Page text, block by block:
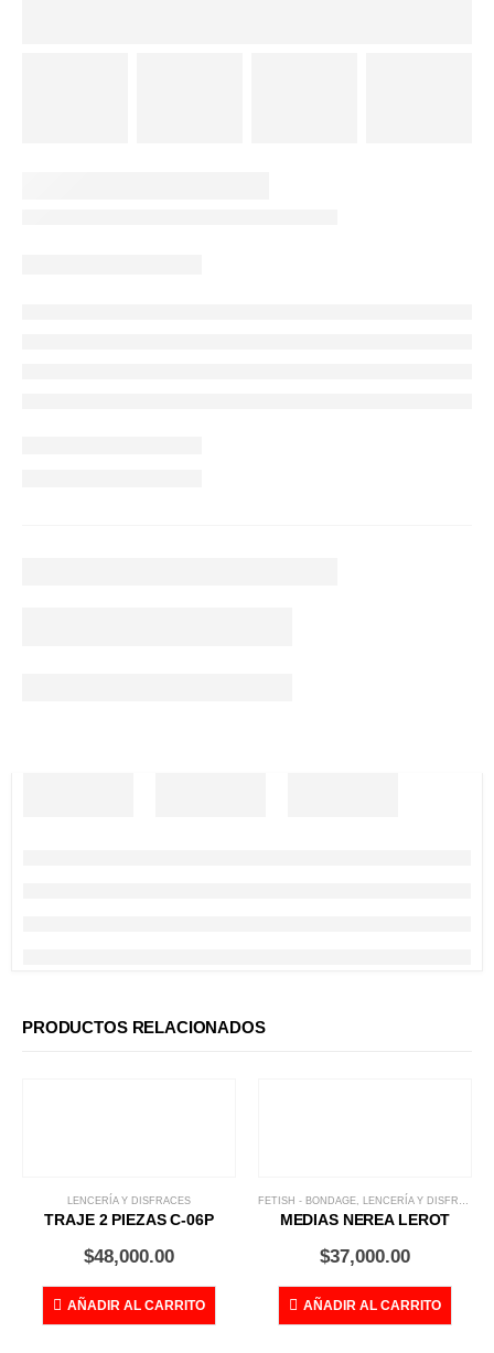
PRODUCTOS RELACIONADOS
LENCERÍA Y DISFRACES
TRAJE 2 PIEZAS C-06P
$48,000.00
AÑADIR AL CARRITO
FETISH - BONDAGE, LENCERÍA Y DISFRACES
MEDIAS NEREA LEROT
$37,000.00
AÑADIR AL CARRITO